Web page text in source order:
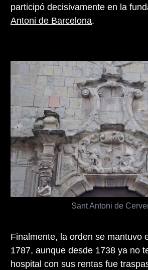
participó decisivamente en la
Antoni de Barcelona.
Finalmente, la orden se mantuvo
1787, aunque desde 1738 ya no
hospital con sus rentas fue
Sant Antoni de